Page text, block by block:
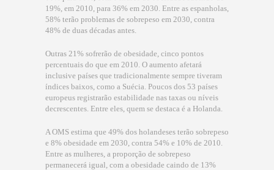
19%, em 2010, para 36% em 2030. Entre as espanholas,
58% terão problemas de sobrepeso em 2030, contra
48% de duas décadas antes.
Outras 21% sofrerão de obesidade, cinco pontos
percentuais do que em 2010. O aumento afetará
inclusive países que tradicionalmente sempre tiveram
índices baixos, como a Suécia. Poucos dos 53 países
europeus registrarão estabilidade nas taxas ou níveis
decrescentes. Entre eles, quem se destaca é a Holanda.
A OMS estima que 49% dos holandeses terão sobrepeso
e 8% obesidade em 2030, contra 54% e 10% de 2010.
Entre as mulheres, a proporção de sobrepeso
permanecerá igual, com a obesidade caindo de 13%